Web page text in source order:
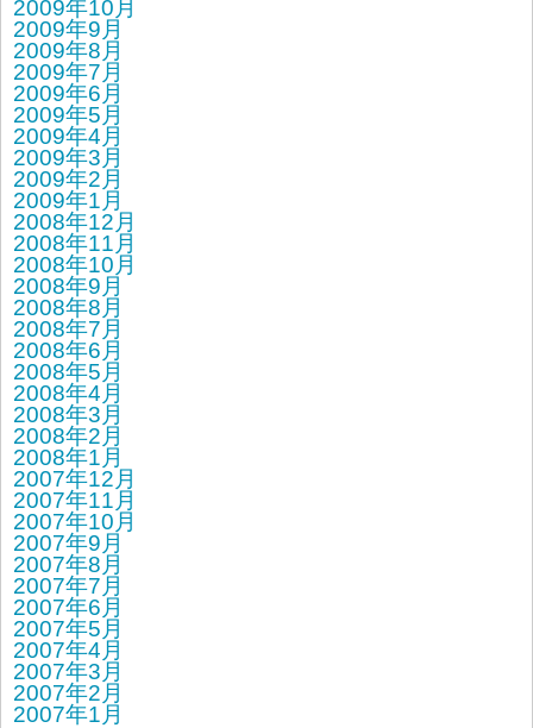
2009年10月
2009年9月
2009年8月
2009年7月
2009年6月
2009年5月
2009年4月
2009年3月
2009年2月
2009年1月
2008年12月
2008年11月
2008年10月
2008年9月
2008年8月
2008年7月
2008年6月
2008年5月
2008年4月
2008年3月
2008年2月
2008年1月
2007年12月
2007年11月
2007年10月
2007年9月
2007年8月
2007年7月
2007年6月
2007年5月
2007年4月
2007年3月
2007年2月
2007年1月